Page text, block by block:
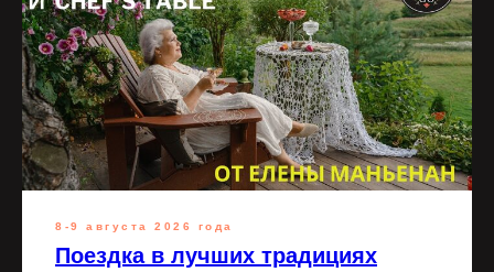
8-9 августа 2026 года
Поездка в лучших традициях